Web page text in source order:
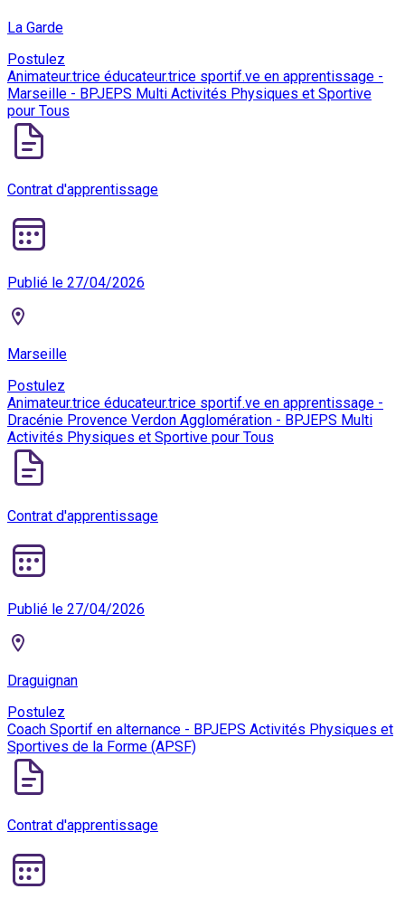
La Garde
Postulez
Animateur.trice éducateur.trice sportif.ve en apprentissage -
Marseille - BPJEPS Multi Activités Physiques et Sportive
pour Tous
Contrat d'apprentissage
Publié le 27/04/2026
Marseille
Postulez
Animateur.trice éducateur.trice sportif.ve en apprentissage -
Dracénie Provence Verdon Agglomération - BPJEPS Multi
Activités Physiques et Sportive pour Tous
Contrat d'apprentissage
Publié le 27/04/2026
Draguignan
Postulez
Coach Sportif en alternance - BPJEPS Activités Physiques et
Sportives de la Forme (APSF)
Contrat d'apprentissage